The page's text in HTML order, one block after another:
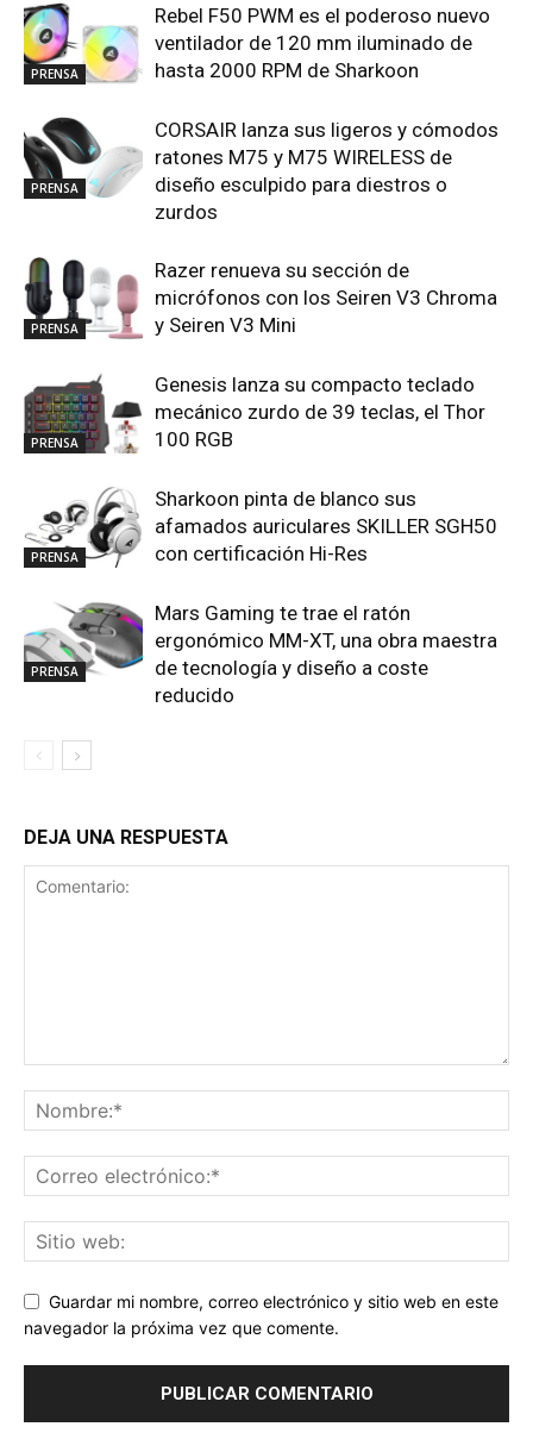
PRENSA
Rebel F50 PWM es el poderoso nuevo
ventilador de 120 mm iluminado de
hasta 2000 RPM de Sharkoon
PRENSA
CORSAIR lanza sus ligeros y cómodos
ratones M75 y M75 WIRELESS de
diseño esculpido para diestros o
zurdos
PRENSA
Razer renueva su sección de
micrófonos con los Seiren V3 Chroma
y Seiren V3 Mini
PRENSA
Genesis lanza su compacto teclado
mecánico zurdo de 39 teclas, el Thor
100 RGB
PRENSA
Sharkoon pinta de blanco sus
afamados auriculares SKILLER SGH50
con certificación Hi-Res
PRENSA
Mars Gaming te trae el ratón
ergonómico MM-XT, una obra maestra
de tecnología y diseño a coste
reducido
DEJA UNA RESPUESTA
Guardar mi nombre, correo electrónico y sitio web en este
navegador la próxima vez que comente.